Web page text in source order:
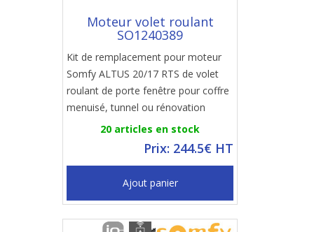
Moteur volet roulant
SO1240389
Kit de remplacement pour moteur
Somfy ALTUS 20/17 RTS de volet
roulant de porte fenêtre pour coffre
menuisé, tunnel ou rénovation
20 articles en stock
Prix: 244.5€ HT
Ajout panier